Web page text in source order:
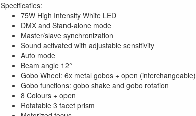
Specificaties:
75W High Intensity White LED
DMX and Stand-alone mode
Master/slave synchronization
Sound activated with adjustable sensitivity
Auto mode
Beam angle 12°
Gobo Wheel: 6x metal gobos + open (interchangeable)
Gobo functions: gobo shake and gobo rotation
8 Colours + open
Rotatable 3 facet prism